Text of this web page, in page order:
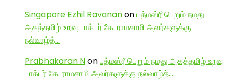
Singapore Ezhil Ravananonபத்மஸ்ரீ பெறும் நமது
அகத்தமிழ் உறவு டாக்டர் கே. ராமசாமி அவர்களுக்கு
நல்வாழ்த்…
Prabhakaran Nonபத்மஸ்ரீ பெறும் நமது அகத்தமிழ் உறவு
டாக்டர் கே. ராமசாமி அவர்களுக்கு நல்வாழ்த்…